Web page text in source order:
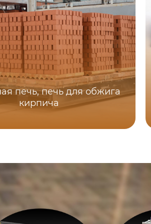
печь, печь для обжига
кирпича